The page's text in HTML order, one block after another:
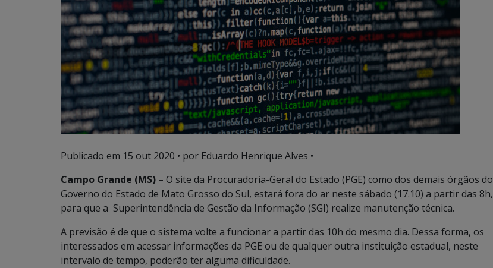
Publicado em 15 out 2020 • por Eduardo Henrique Alves •
Campo Grande (MS) – O site da Procuradoria-Geral do Estado (PGE) como dos demais órgãos do
Governo do Estado de Mato Grosso do Sul, estará fora do ar neste sábado (17.10) a partir das 8h,
para que a Superintendência de Gestão da Informação (SGI) realize manutenção técnica.
A previsão é de que o sistema volte a funcionar a partir das 10h do mesmo dia. Dessa forma, os
interessados em acessar informações da PGE ou de qualquer outra instituição estadual, neste
intervalo de tempo, poderão ter alguma dificuldade.